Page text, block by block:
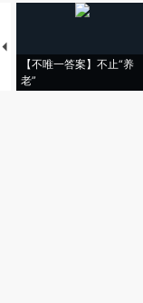
【不唯一答案】不止“养
老”